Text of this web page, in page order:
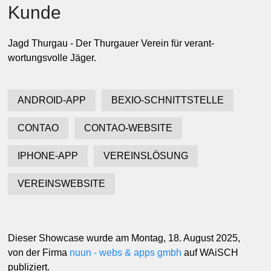
E
n
r
g
i
e
&
U
m
w
e
l
K
u
s
t
s
t
o
f
T
r
a
n
s
p
o
r
t
&
L
o
g
i
s
t
i
k
V
e
r
p
a
c
k
u
n
g
Beauty & Gesundheit
Bekleidung & Mode
Blumen & Garten
Design & Medien
Kunde
Jagd Thurgau - Der Thurgauer Verein für verant­
wortungs­volle Jäger.
ANDROID-APP BEXIO-SCHNITTSTELLE
CONTAO CONTAO-WEBSITE
IPHONE-APP VEREINSLÖSUNG
VEREINSWEBSITE
Dieser Showcase wurde am Montag, 18. August 2025,
von der Firma nuun - webs & apps gmbh auf WAiSCH
publiziert.